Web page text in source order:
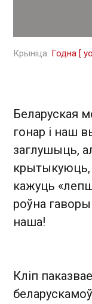
Крыніца: Годна [
Беларуская
гонар і наш
заглушыць,
крытыкуюць,
кажуць
роўна
наша!
Кліп